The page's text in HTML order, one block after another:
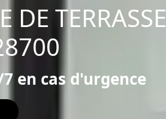
DE TERRASSE
en cas d'urgence